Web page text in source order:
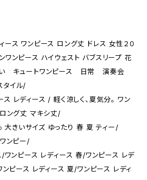
ース ワンピース ロング丈 ドレス 女性２０
ンピース ハイウェスト バブスリープ 花
い キュートワンピース 日常 演奏会
イル/
レディース / 軽く涼しく、夏気分。 ワン
ング丈 マキシ丈/
大きいサイズ ゆったり 春 夏 ティー/
ンピー/
/ワンピース レディース 春/ワンピース レデ
ピース レディース 夏/ワンピース レディ